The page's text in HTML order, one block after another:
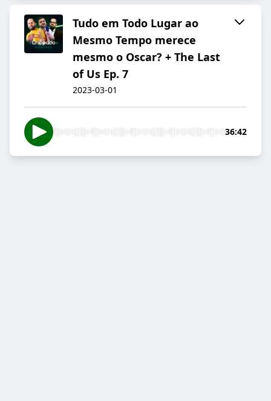
Tudo em Todo Lugar ao
Mesmo Tempo merece
mesmo o Oscar? + The Last
of Us Ep. 7
2023-03-01
36:42